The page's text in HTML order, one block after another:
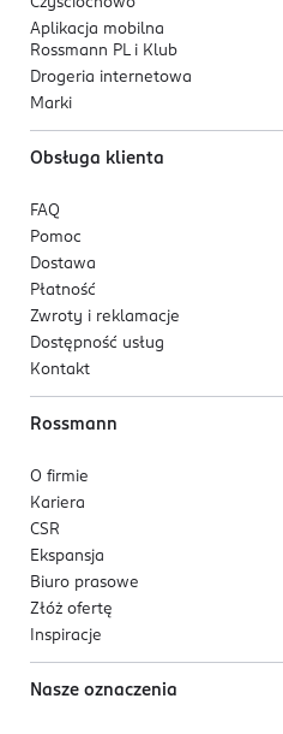
Aplikacja mobilna
Rossmann PL i Klub
Drogeria internetowa
Marki
Obsługa klienta
FAQ
Pomoc
Dostawa
Płatność
Zwroty i reklamacje
Dostępność usług
Kontakt
Rossmann
O firmie
Kariera
CSR
Ekspansja
Biuro prasowe
Złóż ofertę
Inspiracje
Nasze oznaczenia